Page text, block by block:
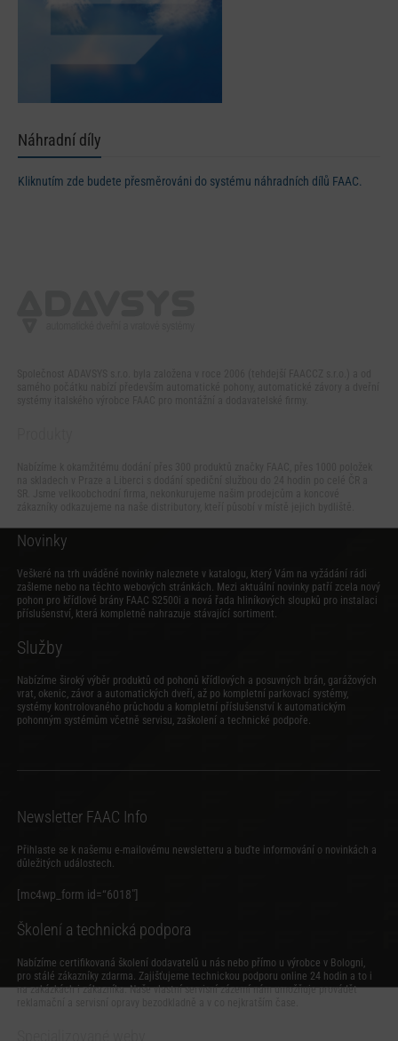
Náhradní díly
Kliknutím zde budete přesměrováni do systému náhradních dílů FAAC.
Novinky
Veškeré na trh uváděné novinky naleznete v katalogu, který Vám na vyžádání rádi
zašleme nebo na těchto webových stránkách. Mezi aktuální novinky patří zcela nový
pohon pro křídlové brány FAAC S2500i a nová řada hliníkových sloupků pro instalaci
příslušenství, která kompletně nahrazuje stávající sortiment.
Služby
Nabízíme široký výběr produktů od pohonů křídlových a posuvných brán, garážových
vrat, okenic, závor a automatických dveří, až po kompletní parkovací systémy,
systémy kontrolovaného průchodu a kompletní příslušenství k automatickým
pohonným systémům včetně servisu, zaškolení a technické podpoře.
Newsletter FAAC Info
Přihlaste se k našemu e-mailovému newsletteru a buďte informování o novinkách a
důležitých událostech.
[mc4wp_form id=“6018″]
Školení a technická podpora
Nabízíme certifikovaná školení dodavatelů u nás nebo přímo u výrobce v Bologni,
pro stálé zákazníky zdarma. Zajišťujeme technickou podporu online 24 hodin a to i
na zakázkách i zákazníka. Naše vlastní servisní zázemí nám umožňuje provádět